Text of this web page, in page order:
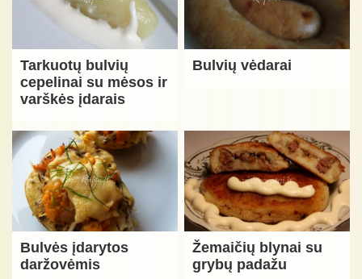
Tarkuotų bulvių
cepelinai su mėsos ir
varškės įdarais
Bulvių vėdarai
Bulvės įdarytos
daržovėmis
Žemaičių blynai su
grybų padažu